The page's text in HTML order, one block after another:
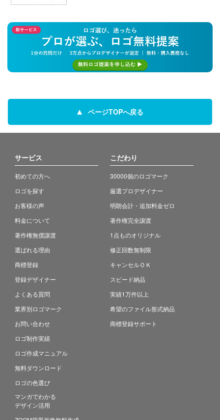
ページTOPへ戻る
サービス
初めての方へ
ロゴを探す
お客様の声
料金について
著作権無償譲渡
選ばれる理由
商標登録
登録デザイナー
よくある質問
業界別ロゴマーク
お問い合わせ
ロゴ制作実績
ロゴ作成マニュアル
無料ダウンロード
ロゴの色選び
マンガでわかる
デザイン活用
こだわり
30000個のロゴマーク
厳選プロデザイナー
明朗会計・追加料金ゼロ
著作権完全譲渡
1点ものオリジナル
修正回数無制限
キャンセルＯＫ
スピード納品
実績1万件以上
希望のファイル形式納品
商標登録サポート